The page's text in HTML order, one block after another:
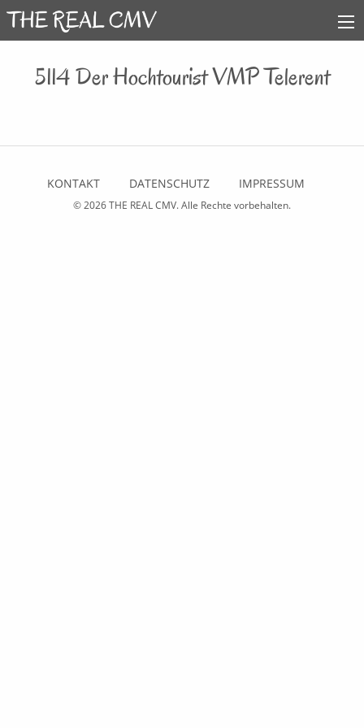
5114 Der Hochtourist VMP Telerent
KONTAKT DATENSCHUTZ IMPRESSUM
© 2026THE REAL CMV. Alle Rechte vorbehalten.